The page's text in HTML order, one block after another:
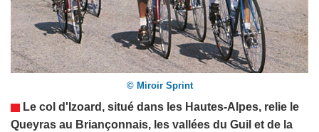
© Miroir Sprint
Le col d'Izoard, situé dans les Hautes-Alpes, relie le
Queyras au Briançonnais, les vallées du Guil et de la